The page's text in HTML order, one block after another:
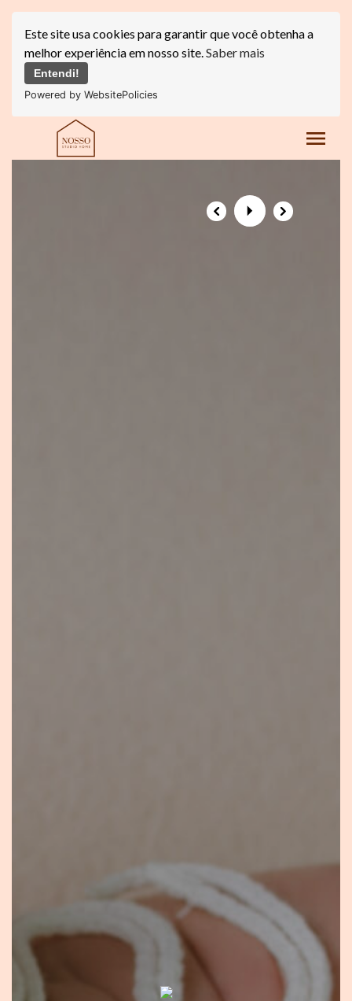
Este site usa cookies para garantir que você obtenha a
melhor experiência em nosso site.Saber mais
Entendi!
Powered by WebsitePolicies
menu